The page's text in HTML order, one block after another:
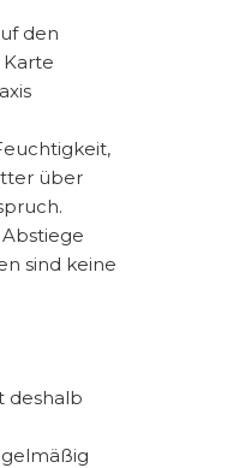
den
über
sind keine
deshalb